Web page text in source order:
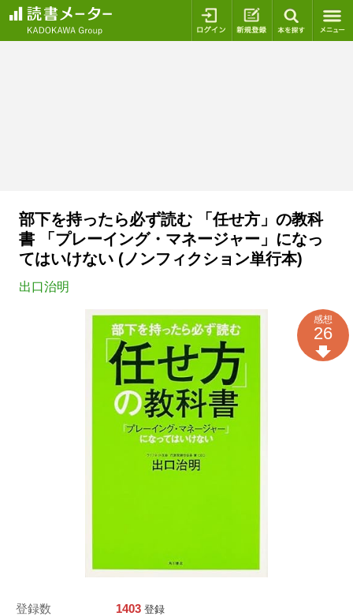
ログイン 新規登録
部下を持ったら必ず読む 「任せ方」の教科
書 「プレーイング・マネージャー」になっ
てはいけない (ノンフィクション単行本)
出口治明
登録数 1403 登録
感想
26